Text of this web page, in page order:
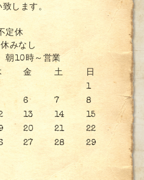
致します。
定休
みなし
朝10時～営業
金 土
日
1
6 7
8
13 14
15
20 21
22
27 28
29